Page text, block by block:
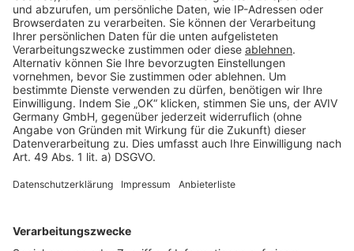
Cookie Einstellungen
Rechtliches
AGB-Übersicht
Datenschutz
Impressum
Services